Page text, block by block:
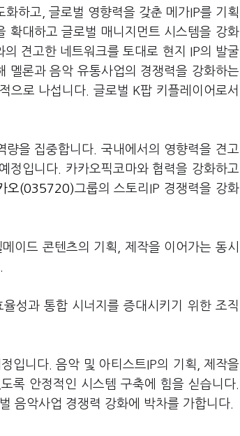
하고, 글로벌 영향력을 갖춘 메가IP를 기획
확대하고 글로벌 매니지먼트 시스템을 강화
견고한 네트워크를 토대로 현지 IP의 발굴
멜론과 음악 유통사업의 경쟁력을 강화하는
으로 나섭니다. 글로벌 K팝 키플레이어로서
을 집중합니다. 국내에서의 영향력을 견고
정입니다. 카카오픽코마와 협력을 강화하고
오(035720)그룹의 스토리IP 경쟁력을 강화
이드 콘텐츠의 기획, 제작을 이어가는 동시
성과 통합 시너지를 증대시키기 위한 조직
입니다. 음악 및 아티스트IP의 기획, 제작을
록 안정적인 시스템 구축에 힘을 싣습니다.
음악사업 경쟁력 강화에 박차를 가합니다.